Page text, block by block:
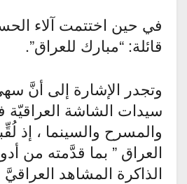
في حين اختتمت آلاء
قائلة: “مبارك للعراق”.
وتجدر الإشارة إلى أنَّ
سيدات الشاشة العراقيّة
والمسرح والسينما ، إذ
العراق ” بما قدَّمته من
الذاكرة المشاهد